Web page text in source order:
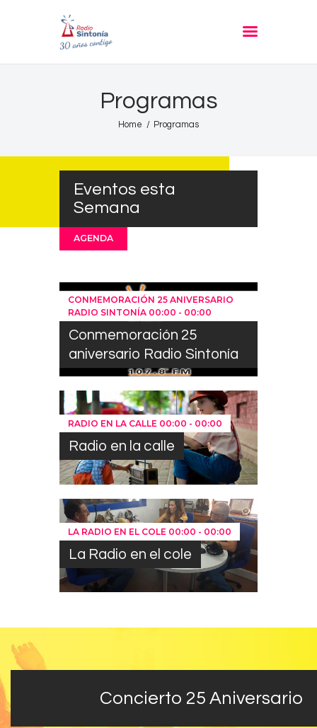
Programas
Home Programas
RADIO SINTONIA
Podcast
PROGRAMACIÓN
Nuestra Historia
Eventos esta
Semana
AGENDA
CONMEMORACIÓN 25 ANIVERSARIO
RADIO SINTONÍA 00:00 - 00:00
Conmemoración 25
aniversario Radio Sintonía
RADIO EN LA CALLE 00:00 - 00:00
Radio en la calle
LA RADIO EN EL COLE 00:00 - 00:00
La Radio en el cole
Concierto 25 Aniversario